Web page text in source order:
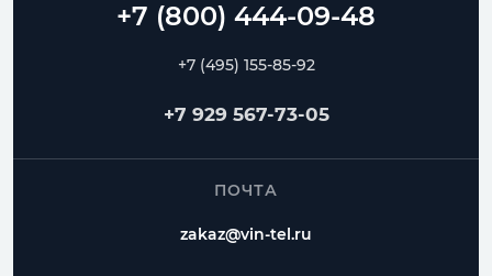
+7 (495) 155-85-92
+7 929 567-73-05
ПОЧТА
zakaz@vin-tel.ru